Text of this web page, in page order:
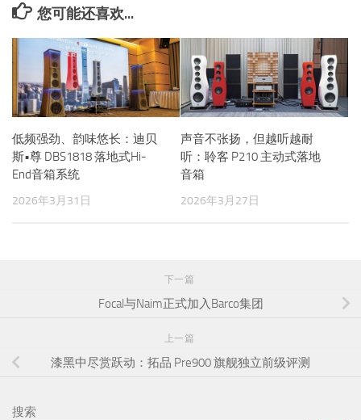
您可能还喜欢...
低频强劲、韵味悠长：迪贝
斯•尊 DBS1818 落地式Hi-
End音箱系统
2026年3月31日
声音不张扬，但越听越耐
听：聆客 P210 主动式落地
音箱
2026年3月27日
下一篇
Focal与Naim正式加入Barco集团
上一篇
漆黑中尽赏跃动：拓品 Pre900 旗舰独立前级评测
搜索